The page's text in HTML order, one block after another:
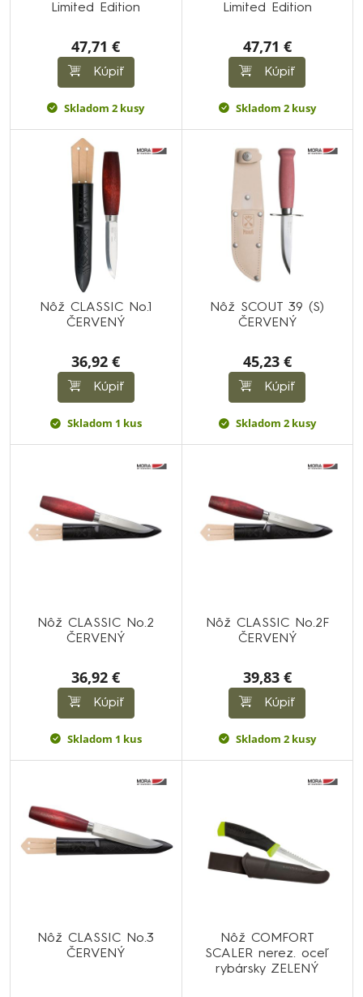
Limited Edition
47,71 €
Kúpiť
Skladom 2 kusy
Limited Edition
47,71 €
Kúpiť
Skladom 2 kusy
Nôž CLASSIC No.1
ČERVENÝ
36,92 €
Kúpiť
Skladom 1 kus
Nôž SCOUT 39 (S)
ČERVENÝ
45,23 €
Kúpiť
Skladom 2 kusy
Nôž CLASSIC No.2
ČERVENÝ
36,92 €
Kúpiť
Skladom 1 kus
Nôž CLASSIC No.2F
ČERVENÝ
39,83 €
Kúpiť
Skladom 2 kusy
Nôž CLASSIC No.3
ČERVENÝ
Nôž COMFORT
SCALER nerez. oceľ
rybársky ZELENÝ